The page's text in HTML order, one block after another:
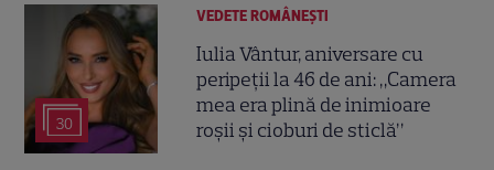
30
VEDETE ROMÂNEŞTI
Iulia Vântur, aniversare cu
peripeții la 46 de ani: „Camera
mea era plină de inimioare
roșii și cioburi de sticlă”